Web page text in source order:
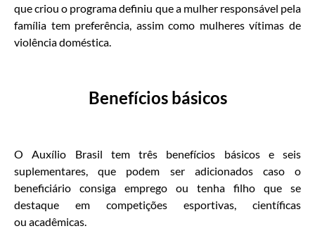
que criou o programa definiu que a mulher responsável pela
família tem preferência, assim como mulheres vítimas de
violência doméstica.
Benefícios básicos
O Auxílio Brasil tem três benefícios básicos e seis
suplementares, que podem ser adicionados caso o
beneficiário consiga emprego ou tenha filho que se
destaque em competições esportivas, científicas
ou acadêmicas.